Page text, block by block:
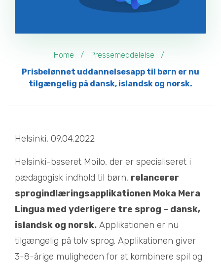
Home
Pressemeddelelse
Prisbelønnet uddannelsesapp til børn er nu
tilgængelig på dansk, islandsk og norsk.
Helsinki, 09.04.2022
Helsinki-baseret Moilo, der er specialiseret i
pædagogisk indhold til børn, relancerer
sprogindlæringsapplikationen Moka Mera
Lingua med yderligere tre sprog – dansk,
islandsk og norsk. Applikationen er nu
tilgængelig på tolv sprog. Applikationen giver
3-8-årige muligheden for at kombinere spil og